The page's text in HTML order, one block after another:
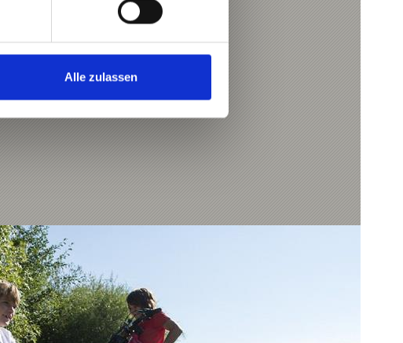
Alle zulassen
Forststraßen , kurze ...
15 km